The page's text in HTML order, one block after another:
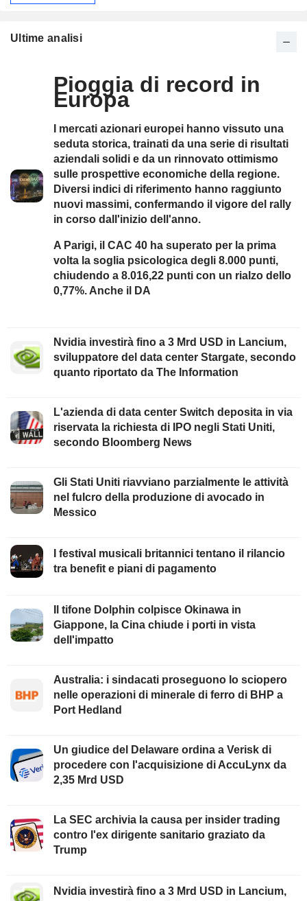
Ultime analisi
Pioggia di record in
Europa
I mercati azionari europei hanno vissuto una
seduta storica, trainati da una serie di risultati
aziendali solidi e da un rinnovato ottimismo
sulle prospettive economiche della regione.
Diversi indici di riferimento hanno raggiunto
nuovi massimi, confermando il vigore del rally
in corso dall'inizio dell'anno.
A Parigi, il CAC 40 ha superato per la prima
volta la soglia psicologica degli 8.000 punti,
chiudendo a 8.016,22 punti con un rialzo dello
0,77%. Anche il DA
Nvidia investirà fino a 3 Mrd USD in Lancium,
sviluppatore del data center Stargate, secondo
quanto riportato da The Information
L'azienda di data center Switch deposita in via
riservata la richiesta di IPO negli Stati Uniti,
secondo Bloomberg News
Gli Stati Uniti riavviano parzialmente le attività
nel fulcro della produzione di avocado in
Messico
I festival musicali britannici tentano il rilancio
tra benefit e piani di pagamento
Il tifone Dolphin colpisce Okinawa in
Giappone, la Cina chiude i porti in vista
dell'impatto
Australia: i sindacati proseguono lo sciopero
nelle operazioni di minerale di ferro di BHP a
Port Hedland
Un giudice del Delaware ordina a Verisk di
procedere con l'acquisizione di AccuLynx da
2,35 Mrd USD
La SEC archivia la causa per insider trading
contro l'ex dirigente sanitario graziato da
Trump
Nvidia investirà fino a 3 Mrd USD in Lancium,